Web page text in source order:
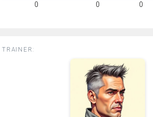
0
0 0
TRAINER: